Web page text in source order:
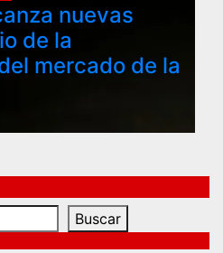
nuevas
de la
mercado de la
Buscar